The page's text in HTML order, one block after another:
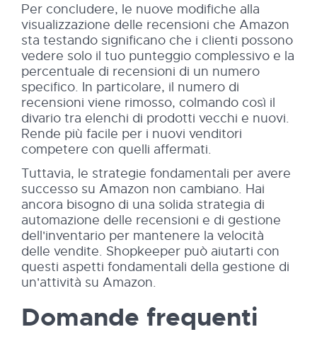
Per concludere, le nuove modifiche alla
visualizzazione delle recensioni che Amazon
sta testando significano che i clienti possono
vedere solo il tuo punteggio complessivo e la
percentuale di recensioni di un numero
specifico. In particolare, il numero di
recensioni viene rimosso, colmando così il
divario tra elenchi di prodotti vecchi e nuovi.
Rende più facile per i nuovi venditori
competere con quelli affermati.
Tuttavia, le strategie fondamentali per avere
successo su Amazon non cambiano. Hai
ancora bisogno di una solida strategia di
automazione delle recensioni e di gestione
dell'inventario per mantenere la velocità
delle vendite. Shopkeeper può aiutarti con
questi aspetti fondamentali della gestione di
un'attività su Amazon.
Domande frequenti